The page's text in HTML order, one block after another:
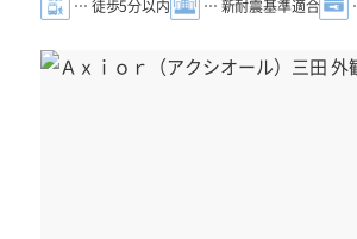
… 徒歩5分以内 … 新耐震基準適合